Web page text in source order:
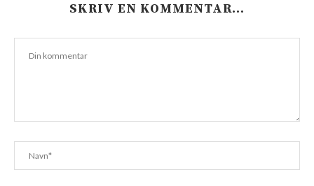
SKRIV EN KOMMENTAR…